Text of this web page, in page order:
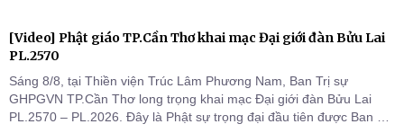
[Video] Phật giáo TP.Cần Thơ khai mạc Đại giới đàn Bửu Lai
PL.2570
Sáng 8/8, tại Thiền viện Trúc Lâm Phương Nam, Ban Trị sự
GHPGVN TP.Cần Thơ long trọng khai mạc Đại giới đàn Bửu Lai
PL.2570 – PL.2026. Đây là Phật sự trọng đại đầu tiên được Ban Trị